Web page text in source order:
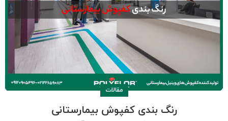
مقالات
رنگ بندی کفپوش بیمارستانی